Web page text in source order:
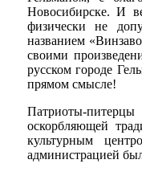
Новосибирске. И
физически не
названием
своими
русском городе
прямом смысле!
Патриоты-питерцы
оскорбляющей
культурным
администрацией